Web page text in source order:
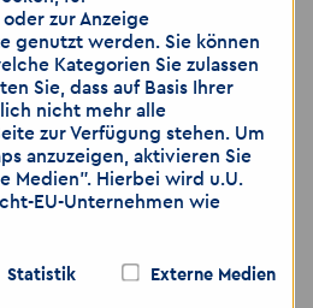
Andreas Berth
Chemnitz
personal.de
Ihre Bewerbung!
hin, dass die
eingestuft wird. Bitte
zur Anzeige
genutzt werden. Sie können
Kategorien Sie zulassen
Sie, dass auf Basis Ihrer
nicht mehr alle
zur Verfügung stehen. Um
anzuzeigen, aktivieren Sie
Medien". Hierbei wird u.U.
EU-Unternehmen wie
Statistik Externe Medien